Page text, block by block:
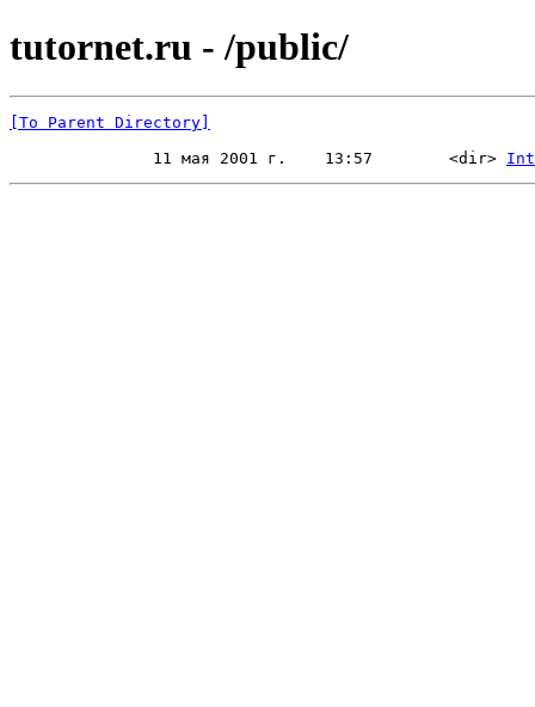
tutornet.ru - /public/
[To Parent Directory]
               11 мая 2001 г.    13:57        <dir>